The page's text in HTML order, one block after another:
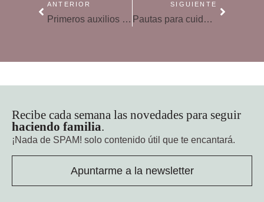
ANTERIOR
Primeros auxilios emocionales: ‘tiritas para un corazón partío’
SIGUIENTE
Pautas para cuidar a un familiar con depresión
Recibe cada semana las novedades para seguir
haciendo familia.
¡Nada de SPAM! solo contenido útil que te encantará.
Apuntarme a la newsletter